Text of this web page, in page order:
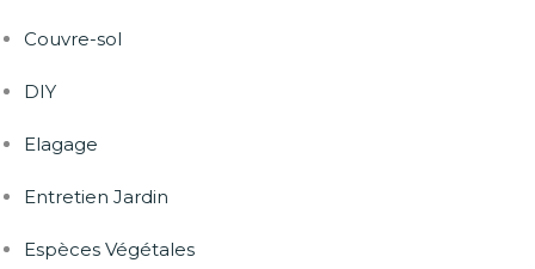
Couvre-sol
DIY
Elagage
Entretien Jardin
Espèces Végétales